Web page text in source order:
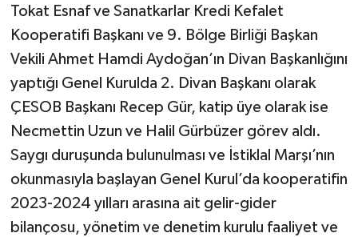
Tokat Esnaf ve Sanatkarlar Kredi Kefalet
Kooperatifi Başkanı ve 9. Bölge Birliği Başkan
Vekili Ahmet Hamdi Aydoğan’ın Divan Başkanlığını
yaptığı Genel Kurulda 2. Divan Başkanı olarak
ÇESOB Başkanı Recep Gür, katip üye olarak ise
Necmettin Uzun ve Halil Gürbüzer görev aldı.
Saygı duruşunda bulunulması ve İstiklal Marşı’nın
okunmasıyla başlayan Genel Kurul’da kooperatifin
2023-2024 yılları arasına ait gelir-gider
bilançosu, yönetim ve denetim kurulu faaliyet ve